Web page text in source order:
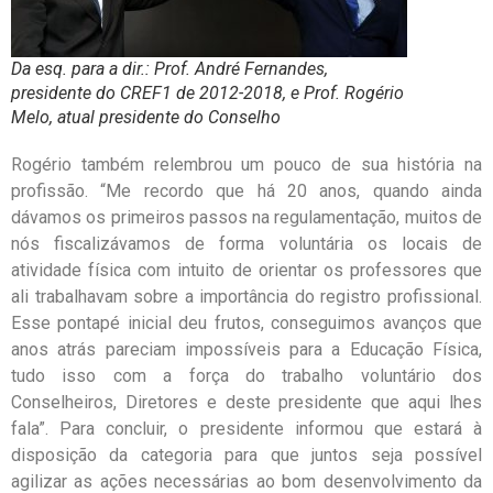
Da esq. para a dir.: Prof. André Fernandes,
presidente do CREF1 de 2012-2018, e Prof. Rogério
Melo, atual presidente do Conselho
Rogério também relembrou um pouco de sua história na
profissão. “Me recordo que há 20 anos, quando ainda
dávamos os primeiros passos na regulamentação, muitos de
nós fiscalizávamos de forma voluntária os locais de
atividade física com intuito de orientar os professores que
ali trabalhavam sobre a importância do registro profissional.
Esse pontapé inicial deu frutos, conseguimos avanços que
anos atrás pareciam impossíveis para a Educação Física,
tudo isso com a força do trabalho voluntário dos
Conselheiros, Diretores e deste presidente que aqui lhes
fala”. Para concluir, o presidente informou que estará à
disposição da categoria para que juntos seja possível
agilizar as ações necessárias ao bom desenvolvimento da